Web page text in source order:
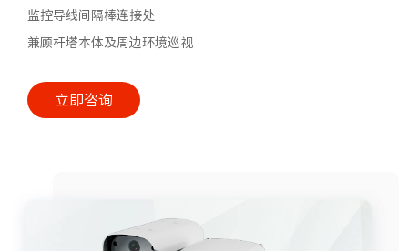
监控导线间隔棒连接处
兼顾杆塔本体及周边环境巡视
立即咨询